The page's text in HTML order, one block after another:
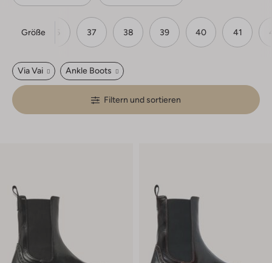
Größe 36 37 38 39 40 41
Via Vai Ankle Boots
Filtern und sortieren